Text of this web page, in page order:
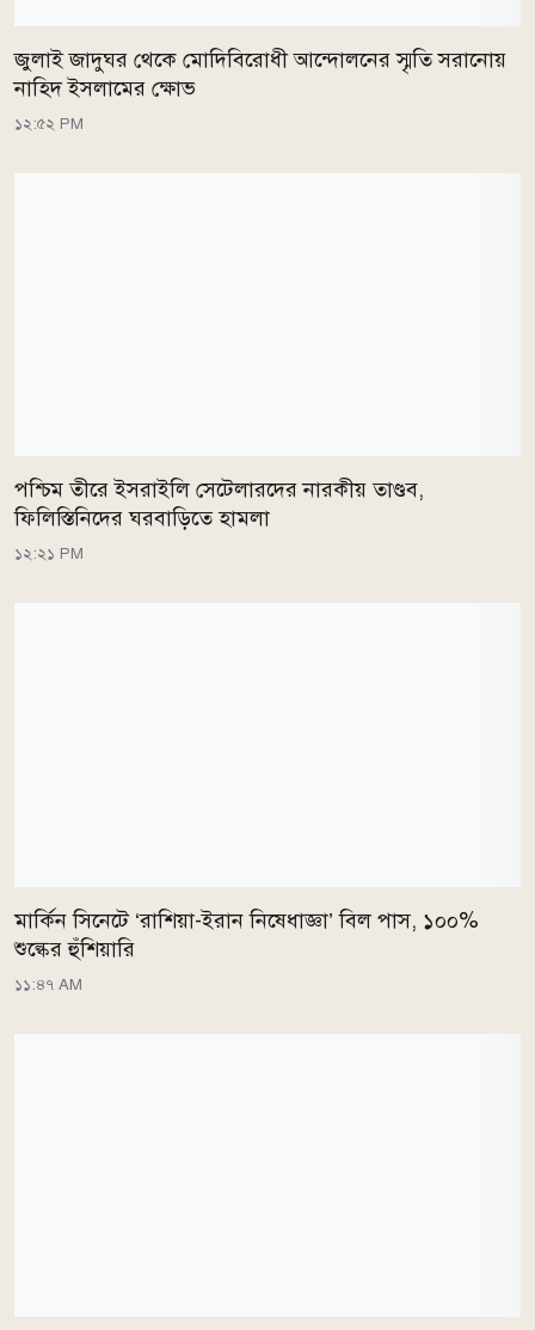
জুলাই জাদুঘর থেকে মোদিবিরোধী আন্দোলনের স্মৃতি সরানোয়
নাহিদ ইসলামের ক্ষোভ
১২:৫২ PM
পশ্চিম তীরে ইসরাইলি সেটেলারদের নারকীয় তাণ্ডব,
ফিলিস্তিনিদের ঘরবাড়িতে হামলা
১২:২১ PM
মার্কিন সিনেটে ‘রাশিয়া-ইরান নিষেধাজ্ঞা’ বিল পাস, ১০০%
শুল্কের হুঁশিয়ারি
১১:৪৭ AM